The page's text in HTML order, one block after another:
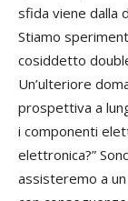
sfida viene dalla
Stiamo
cosiddetto
Un’ulteriore
prospettiva a
i componenti
elettronica?”
assisteremo a